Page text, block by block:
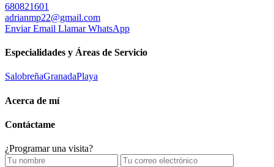
680821601
adrianmp22@gmail.com
Enviar Email LlamarWhatsApp
Especialidades y Áreas de Servicio
SalobreñaGranadaPlaya
Acerca de mí
Contáctame
¿Programar una visita?